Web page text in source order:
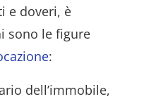
e doveri, è
sono le figure
:
dell’immobile,